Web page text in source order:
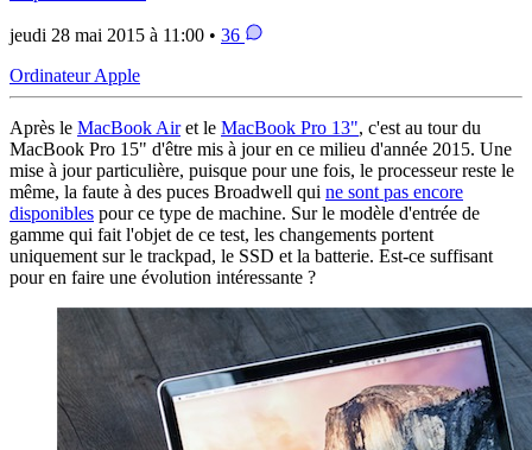
jeudi 28 mai 2015 à 11:00 • 36
Ordinateur Apple
Après le MacBook Airet le MacBook Pro 13", c'est au tour du
MacBook Pro 15" d'être mis à jour en ce milieu d'année 2015. Une
mise à jour particulière, puisque pour une fois, le processeur reste le
même, la faute à des puces Broadwell qui ne sont pas encore
disponibles pour ce type de machine. Sur le modèle d'entrée de
gamme qui fait l'objet de ce test, les changements portent
uniquement sur le trackpad, le SSD et la batterie. Est-ce suffisant
pour en faire une évolution intéressante ?